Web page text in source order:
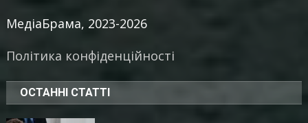
МедіаБрама, 2023-2026
Політика конфіденційності
ОСТАННІ СТАТТІ